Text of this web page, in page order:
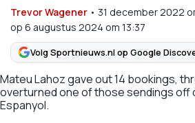
Trevor Wagener • 31 december 2022
op 6 augustus 2024 om 13:37
Volg Sportnieuws.nl op Google
Mateu Lahoz gave out 14 bookings,
overturned one of those sendings off
Espanyol.